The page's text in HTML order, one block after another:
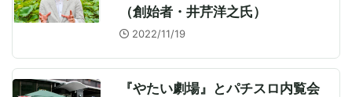
（創始者・井芹洋之氏）
2022/11/19
『やたい劇場』とパチスロ内覧会